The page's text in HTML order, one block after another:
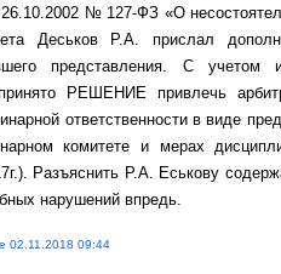
№ 127-ФЗ «О
Деськов Р.А. прислал
представления. С учетом
РЕШЕНИЕ привлечь
ответственности в виде
комитете и мерах
Разъяснить Р.А. Еськову
нарушений впредь.
02.11.2018 09:44